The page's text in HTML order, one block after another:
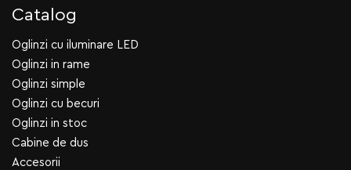
Catalog
Oglinzi cu iluminare LED
Oglinzi in rame
Oglinzi simple
Oglinzi cu becuri
Oglinzi in stoc
Cabine de dus
Accesorii